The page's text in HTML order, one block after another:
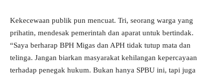
Kekecewaan publik pun mencuat. Tri, seorang warga yang
prihatin, mendesak pemerintah dan aparat untuk bertindak.
“Saya berharap BPH Migas dan APH tidak tutup mata dan
telinga. Jangan biarkan masyarakat kehilangan kepercayaan
terhadap penegak hukum. Bukan hanya SPBU ini, tapi juga